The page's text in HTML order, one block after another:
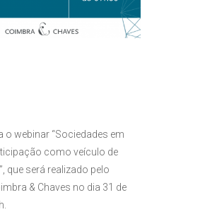
o webinar “Sociedades em
como veículo de
que será realizado pelo
& Chaves no dia 31 de